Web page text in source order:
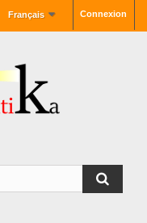
Connexion
Français